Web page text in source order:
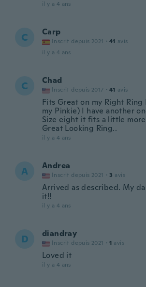
il y a 4 ans
C Carp
Inscrit depuis 2021 · 41 avis
il y a 4 ans
C Chad
Inscrit depuis 2017 · 41 avis
Fits Great on my Right
my Pinkie) I have another
Size eight it fits a little
Great Looking Ring..
il y a 4 ans
A Andrea
Inscrit depuis 2021 · 3 avis
Arrived as described. My
it!!
il y a 4 ans
D diandray
Inscrit depuis 2021 · 1 avis
Loved it
il y a 4 ans